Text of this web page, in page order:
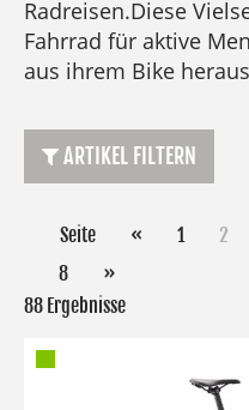
Radreisen.Diese
Fahrrad für aktive
aus ihrem Bike
ARTIKEL FILTERN
Seite « 1 2
8
»
88 Ergebnisse